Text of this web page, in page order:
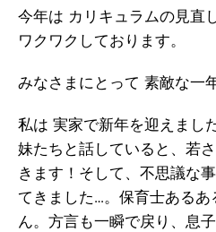
今年は カリキュラムの見直
ワクワクしております。
みなさまにとって 素敵な
私は 実家で新年を迎えまし
妹たちと話していると、若
きます！そして、不思議な
てきました…。保育士ある
ん。方言も一瞬で戻り、息